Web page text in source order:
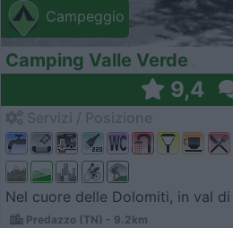
Campeggio
Camping Valle Verde
9,4
Nel cuore delle Dolomiti, in val
Predazzo (TN) - 9.2km